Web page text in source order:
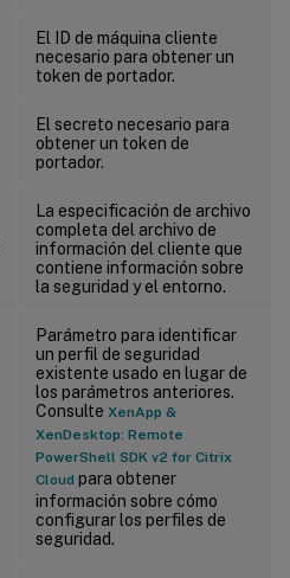
El ID de máquina cliente
necesario para obtener un
token de portador.
El secreto necesario para
obtener un token de
portador.
La especificación de archivo
completa del archivo de
información del cliente que
contiene información sobre
la seguridad y el entorno.
Parámetro para identificar
un perfil de seguridad
existente usado en lugar de
los parámetros anteriores.
Consulte XenApp &
XenDesktop: Remote
PowerShell SDK v2 for Citrix
Cloud para obtener
información sobre cómo
configurar los perfiles de
seguridad.